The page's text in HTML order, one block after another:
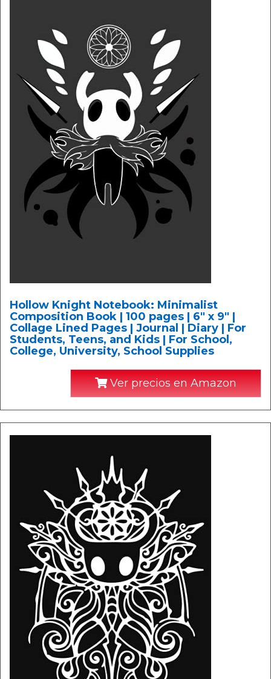
Hollow Knight Notebook: Minimalist
Composition Book | 100 pages | 6" x 9" |
Collage Lined Pages | Journal | Diary | For
Students, Teens, and Kids | For School,
College, University, School Supplies
Ver precios en Amazon